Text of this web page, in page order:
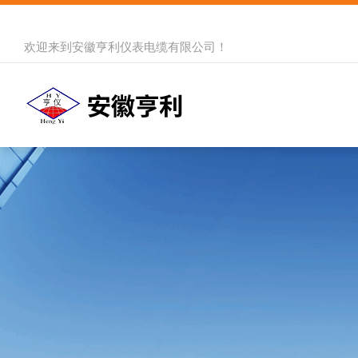
欢迎来到 安徽亨利仪表电缆有限公司 ！